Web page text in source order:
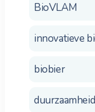
BioVLAM
innovatieve
biobier
duurzaamheid